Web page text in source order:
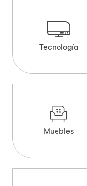
Tecnología
Muebles